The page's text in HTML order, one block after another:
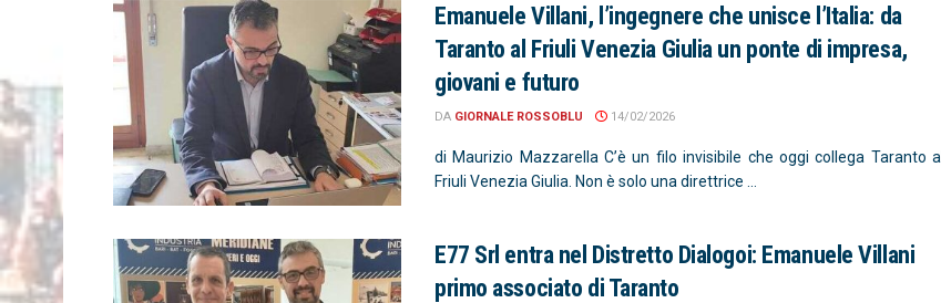
Emanuele Villani, l’ingegnere che unisce l’Italia: da
Taranto al Friuli Venezia Giulia un ponte di impresa,
giovani e futuro
DA GIORNALE ROSSOBLU 14/02/2026
di Maurizio Mazzarella C’è un filo invisibile che oggi collega Taranto al
Friuli Venezia Giulia. Non è solo una direttrice ...
E77 Srl entra nel Distretto Dialogoi: Emanuele Villani
primo associato di Taranto